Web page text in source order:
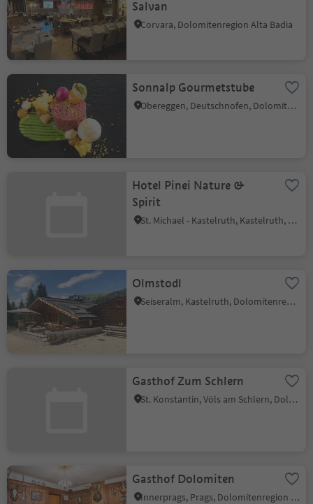
Salvan
Corvara, Dolomitenregion Alta Badia
Sonnalp Gourmetstube
Obereggen, Deutschnofen, Dolomitenregion Eggental
Hotel Pinei Nature &
Spirit
St. Michael - Kastelruth, Kastelruth, Dolomitenregion Seiser Alm
Olmstodl
Seiseralm, Kastelruth, Dolomitenregion Seiser Alm
Gasthof Zum Schlern
St. Konstantin, Völs am Schlern, Dolomitenregion Seiser Alm
Gasthof Dolomiten
Innerprags, Prags, Dolomitenregion 3 Zinnen